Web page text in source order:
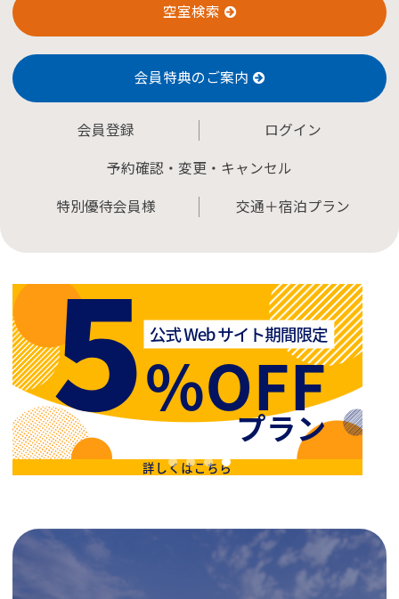
空室検索
会員特典のご案内
会員登録 ログイン
予約確認・変更・キャンセル
特別優待会員様 交通＋宿泊プラン